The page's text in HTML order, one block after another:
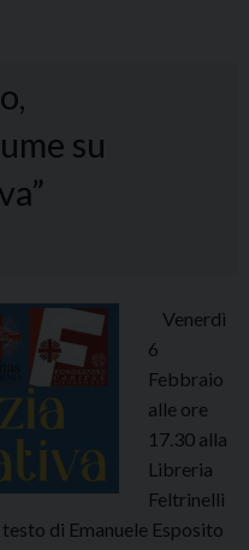
su
Venerdì
6
Febbraio
alle ore
17.30 alla
Libreria
Feltrinelli
di Emanuele Esposito